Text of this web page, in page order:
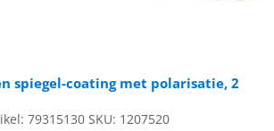
spiegel-coating met polarisatie, 2
79315130 SKU: 1207520